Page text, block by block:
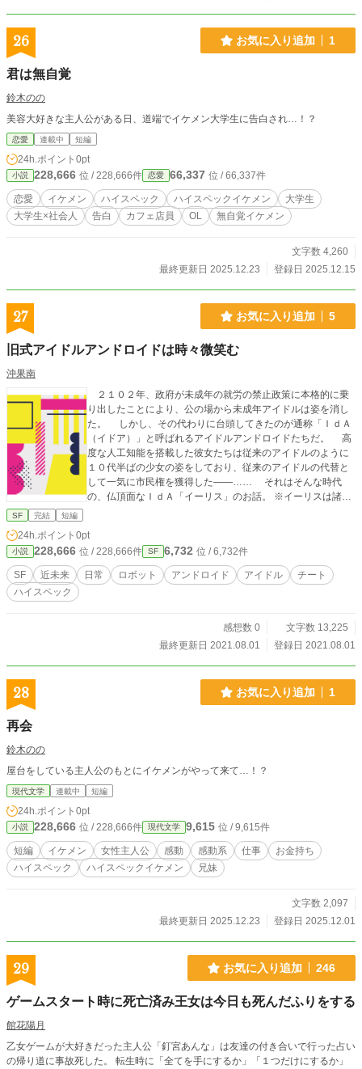
26 お気に入り追加 1
君は無自覚
鈴木のの
美容大好きな主人公がある日、道端でイケメン大学生に告白され…！？
恋愛 連載中 短編
24h.ポイント 0pt
小説 228,666 位 / 228,666件 恋愛 66,337 位 / 66,337件
恋愛 イケメン ハイスペック ハイスペックイケメン
大学生
大学生×社会人
告白 カフェ店員 OL 無自覚イケメン
文字数 4,260
最終更新日 2025.12.23
登録日 2025.12.15
27 お気に入り追加 5
旧式アイドルアンドロイドは時々微笑む
沖果南
２１０２年、政府が未成年の就労の禁止政策に本格的に乗
り出したことにより、公の場から未成年アイドルは姿を消し
た。 しかし、その代わりに台頭してきたのが通称「ＩｄＡ
（イドア）」と呼ばれるアイドルアンドロイドたちだ。 高
度な人工知能を搭載した彼女たちは従来のアイドルのように
１０代半ばの少女の姿をしており、従来のアイドルの代替と
して一気に市民権を獲得した――…… それはそんな時代
の、仏頂面なＩｄＡ「イーリス」のお話。 ※イーリスは諸事
SF 完結 短編
24h.ポイント 0pt
小説 228,666 位 / 228,666件 SF 6,732 位 / 6,732件
SF 近未来 日常 ロボット アンドロイド アイドル
チート
ハイスペック
感想数 0
文字数 13,225
最終更新日 2021.08.01
登録日 2021.08.01
28 お気に入り追加 1
再会
鈴木のの
屋台をしている主人公のもとにイケメンがやって来て…！？
現代文学 連載中 短編
24h.ポイント 0pt
小説 228,666 位 / 228,666件 現代文学 9,615 位 / 9,615件
短編 イケメン 女性主人公 感動 感動系 仕事
お金持ち
ハイスペック
ハイスペックイケメン 兄妹
文字数 2,097
最終更新日 2025.12.23
登録日 2025.12.01
29 お気に入り追加 246
ゲームスタート時に死亡済み王女は今日も死んだふりをする
館花陽月
乙女ゲームが大好きだった主人公「釘宮あんな」は友達の付き合いで行った占い
の帰り道に事故死した。 転生時に「全てを手にするか」「１つだけにするか」